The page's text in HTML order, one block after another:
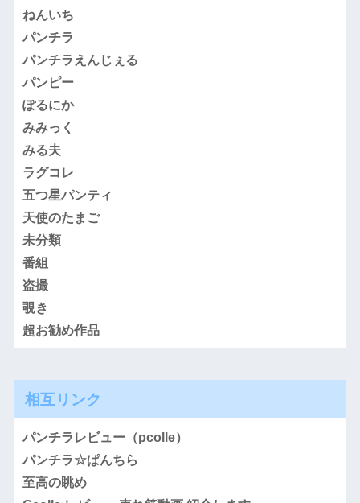
ねんいち
パンチラ
パンチラえんじぇる
パンピー
ぽるにか
みみっく
みる夫
ラグコレ
五つ星パンティ
天使のたまご
未分類
番組
盗撮
覗き
超お勧め作品
相互リンク
パンチラレビュー（pcolle）
パンチラ☆ぱんちら
至高の眺め